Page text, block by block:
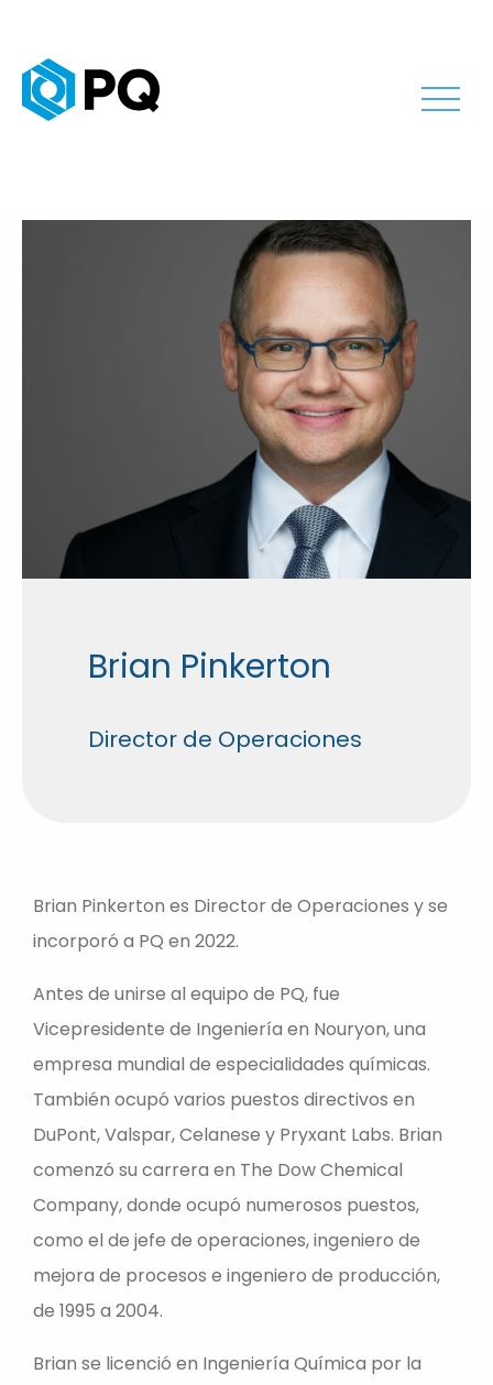
Brian Pinkerton
Director de Operaciones
Brian Pinkerton es Director de Operaciones y se
incorporó a PQ en 2022.
Antes de unirse al equipo de PQ, fue
Vicepresidente de Ingeniería en Nouryon, una
empresa mundial de especialidades químicas.
También ocupó varios puestos directivos en
DuPont, Valspar, Celanese y Pryxant Labs. Brian
comenzó su carrera en The Dow Chemical
Company, donde ocupó numerosos puestos,
como el de jefe de operaciones, ingeniero de
mejora de procesos e ingeniero de producción,
de 1995 a 2004.
Brian se licenció en Ingeniería Química por la